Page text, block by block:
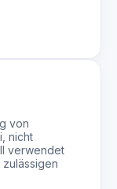
von
nicht
verwendet